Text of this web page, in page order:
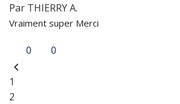
Par THIERRY A.
Vraiment super Merci
0 0
chevron_left
1
2